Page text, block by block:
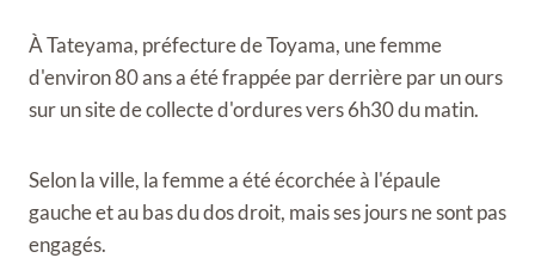
À Tateyama, préfecture de Toyama, une femme
d'environ 80 ans a été frappée par derrière par un ours
sur un site de collecte d'ordures vers 6h30 du matin.
Selon la ville, la femme a été écorchée à l'épaule
gauche et au bas du dos droit, mais ses jours ne sont pas
engagés.